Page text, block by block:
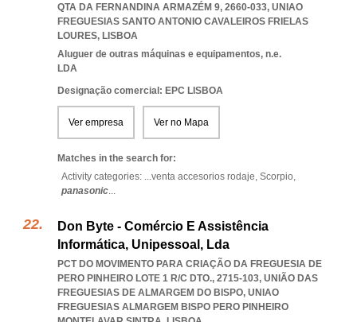
QTA DA FERNANDINA ARMAZÉM 9, 2660-033, UNIAO
FREGUESIAS SANTO ANTONIO CAVALEIROS FRIELAS
LOURES, LISBOA
Aluguer de outras máquinas e equipamentos, n.e.
LDA
Designação comercial: EPC LISBOA
Ver empresa Ver no Mapa
Matches in the search for:
Activity categories: ...venta accesorios rodaje, Scorpio,
panasonic...
Don Byte - Comércio E Assistência
Informática, Unipessoal, Lda
PCT DO MOVIMENTO PARA CRIAÇÃO DA FREGUESIA DE
PERO PINHEIRO LOTE 1 R/C DTO., 2715-103, UNIÃO DAS
FREGUESIAS DE ALMARGEM DO BISPO, UNIAO
FREGUESIAS ALMARGEM BISPO PERO PINHEIRO